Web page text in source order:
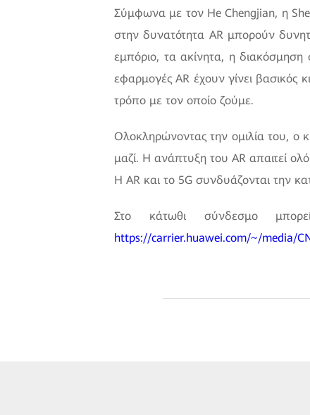
Σύμφωνα με τον He Chengjian, η
στην δυνατότητα AR μπορούν
εμπόριο, τα ακίνητα, η διακόσμηση
εφαρμογές AR έχουν γίνει βασικός
τρόπο με τον οποίο ζούμε.
Ολοκληρώνοντας την ομιλία του, ο
μαζί. Η ανάπτυξη του AR απαιτεί
Η AR και το 5G συνδυάζονται την
Στο κάτωθι σύνδεσμο
https://carrier.huawei.com/~/media/